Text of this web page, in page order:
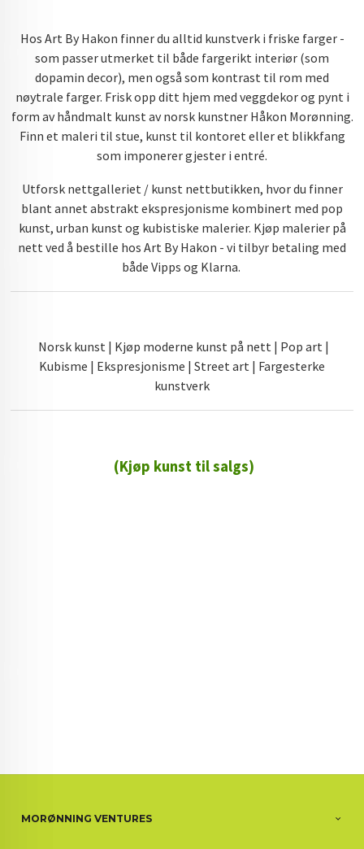
Hos Art By Hakon finner du alltid kunstverk i friske farger -
som passer utmerket til både fargerikt interiør (som
dopamin decor), men også som kontrast til rom med
nøytrale farger. Frisk opp ditt hjem med veggdekor og pynt i
form av håndmalt kunst av norsk kunstner Håkon Morønning.
Finn et maleri til stue, kunst til kontoret eller et blikkfang
som imponerer gjester i entré.
Utforsk nettgalleriet / kunst nettbutikken, hvor du finner
blant annet abstrakt ekspresjonisme kombinert med pop
kunst, urban kunst og kubistiske malerier. Kjøp malerier på
nett ved å bestille hos Art By Hakon - vi tilbyr betaling med
både Vipps og Klarna.
Norsk kunst | Kjøp moderne kunst på nett | Pop art |
Kubisme | Ekspresjonisme | Street art | Fargesterke
kunstverk
(Kjøp kunst til salgs)
MORØNNING VENTURES